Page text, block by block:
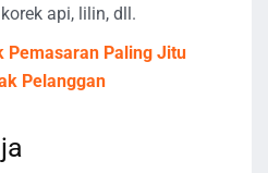
api, lilin, dll.
Pemasaran Paling Jitu
Pelanggan